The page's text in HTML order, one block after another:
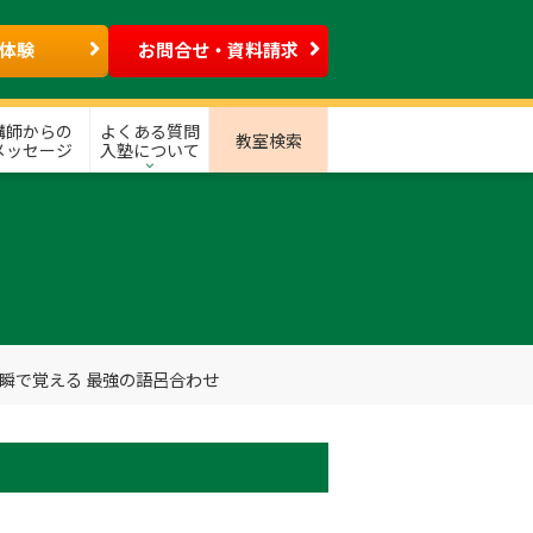
験 お問合せ・資料請求
師からの
ッセージ
よくある質問
入塾について
教室検索
で覚える 最強の語呂合わせ